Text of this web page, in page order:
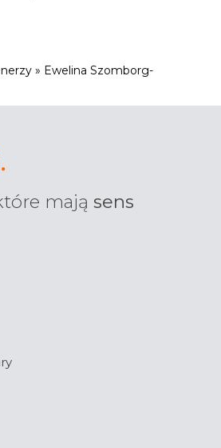
» Ewelina Szomborg-
mają sens